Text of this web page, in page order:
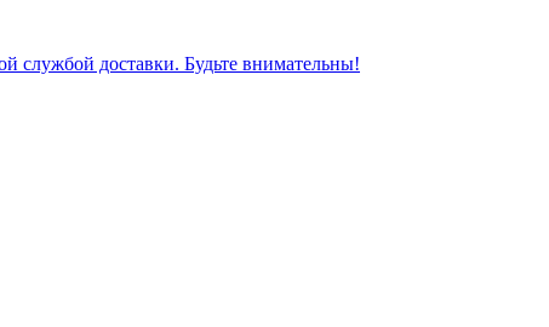
службой доставки. Будьте внимательны!